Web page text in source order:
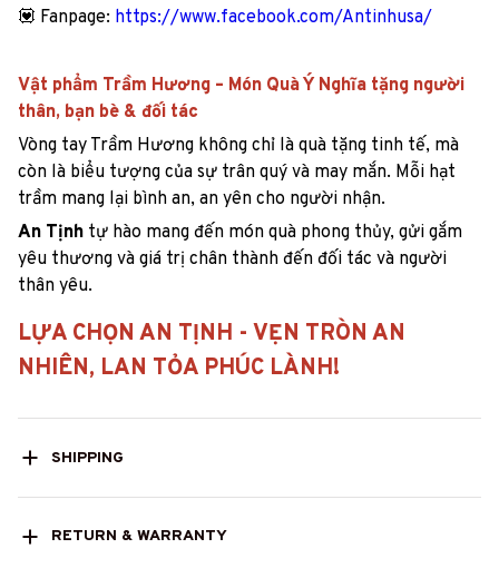
💟 Fanpage: https://www.facebook.com/Antinhusa/
Vật phẩm Trầm Hương – Món Quà Ý Nghĩa tặng người
thân, bạn bè & đối tác
Vòng tay Trầm Hương không chỉ là quà tặng tinh tế, mà
còn là biểu tượng của sự trân quý và may mắn. Mỗi hạt
trầm mang lại bình an, an yên cho người nhận.
An Tịnh tự hào mang đến món quà phong thủy, gửi gắm
yêu thương và giá trị chân thành đến đối tác và người
thân yêu.
LỰA CHỌN AN TỊNH - VẸN TRÒN AN
NHIÊN, LAN TỎA PHÚC LÀNH!
SHIPPING
RETURN & WARRANTY